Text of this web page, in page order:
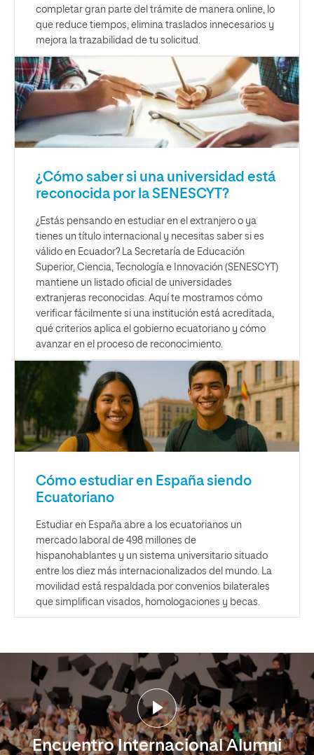
completar gran parte del trámite de manera online, lo
que reduce tiempos, elimina traslados innecesarios y
mejora la trazabilidad de tu solicitud.
¿Cómo saber si una universidad está
reconocida por la SENESCYT?
¿Estás pensando en estudiar en el extranjero o ya
tienes un título internacional y necesitas saber si es
válido en Ecuador? La Secretaría de Educación
Superior, Ciencia, Tecnología e Innovación (SENESCYT)
mantiene un listado oficial de universidades
extranjeras reconocidas. Aquí te mostramos cómo
verificar fácilmente si una institución está acreditada,
qué criterios aplica el gobierno ecuatoriano y cómo
avanzar en el proceso de reconocimiento.
Cómo estudiar en España siendo
Ecuatoriano
Estudiar en España abre a los ecuatorianos un
mercado laboral de 498 millones de
hispanohablantes y un sistema universitario situado
entre los diez más internacionalizados del mundo. La
movilidad está respaldada por convenios bilaterales
que simplifican visados, homologaciones y becas.
Encuentro Internacional Alumni